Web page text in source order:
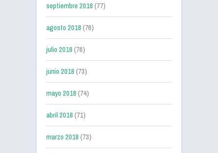
septiembre 2018(77)
agosto 2018(76)
julio 2018(76)
junio 2018(73)
mayo 2018(74)
abril 2018(71)
marzo 2018(73)